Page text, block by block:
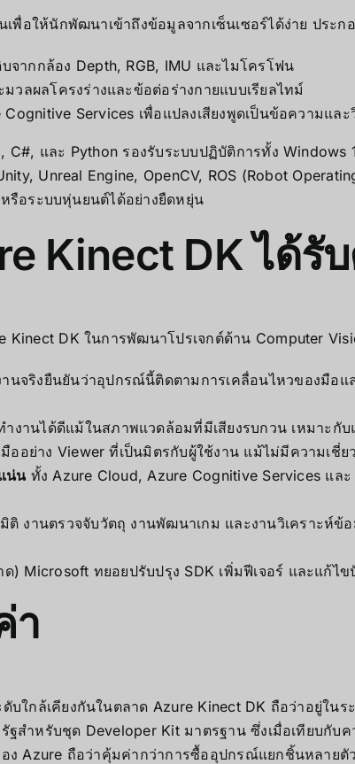
พื่อให้นักพัฒนาเข้าถึงข้อมูลจากเซ็นเซอร์ได้ง่าย ประก
จากกล้อง Depth, RGB, IMU และไมโครโฟน
วลผลโครงร่างและข้อต่อร่างกายแบบเรียลไทม์
Services เพื่อแปลงเสียงพูดเป็นข้อความและ
และ Python รองรับระบบปฏิบัติการทั้ง Windows
Unreal Engine, OpenCV, ROS (Robot
รือระบบหุ่นยนต์ได้อย่างยืดหยุ่น
Kinect DK ได้รั
DK ในการพัฒนาโปรเจกต์ด้าน Computer
านจริงยืนยันว่าอุปกรณ์นี้ติดตามการเคลื่อนไหวของมือแ
ำงานได้ดีแม้ในสภาพแวดล้อมที่มีเสียงรบกวน เหมาะกั
มืออย่าง Viewer ที่เป็นมิตรกับผู้ใช้งาน แม้ไม่มีความเชี่
น่นทั้ง Azure Cloud, Azure Cognitive Services แล
งานตรวจจับวัตถุ งานพัฒนาเกม และงานวิเคราะห์ข้
ด) Microsoft ทยอยปรับปรุง SDK เพิ่มฟีเจอร์ และแก้ไ
า
ใกล้เคียงกันในตลาด Azure Kinect DK ถือว่าอยู่ใน
สำหรับชุด Developer Kit มาตรฐาน ซึ่งเมื่อเทียบกับ
Azure ถือว่าคุ้มค่ากว่าการซื้ออุปกรณ์แยกชิ้นหลายตั